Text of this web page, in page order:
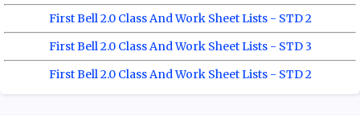
First Bell 2.0 Class And Work Sheet Lists - STD 2
First Bell 2.0 Class And Work Sheet Lists - STD 3
First Bell 2.0 Class And Work Sheet Lists - STD 2